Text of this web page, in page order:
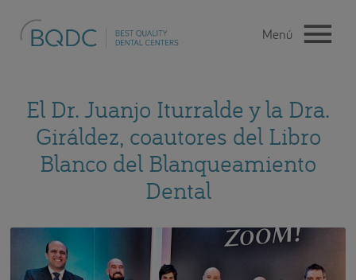
El Dr. Juanjo Iturralde y la Dra.
Giráldez, coautores del Libro
Blanco del Blanqueamiento
Dental